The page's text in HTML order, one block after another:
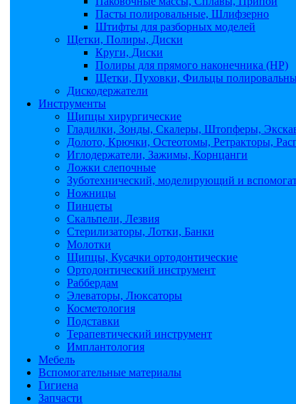
Пасты полировальные, Шлифзерно
Штифты для разборных моделей
Щетки, Полиры, Диски
Круги, Диски
Полиры для прямого наконечника (НР)
Щетки, Пуховки, Фильцы
Дискодержатели
Инструменты
Щипцы хирургические
Гладилки, Зонды, Скалеры, Штопферы,
Долото, Крючки, Остеотомы, Ретракторы,
Иглодержатели, Зажимы, Корнцанги
Ложки слепочные
Зуботехнический, моделирующий и
Ножницы
Пинцеты
Скальпели, Лезвия
Стерилизаторы, Лотки, Банки
Молотки
Щипцы, Кусачки ортодонтические
Ортодонтический инструмент
Раббердам
Элеваторы, Люксаторы
Косметология
Подставки
Терапевтический инструмент
Имплантология
Мебель
Вспомогательные материалы
Гигиена
Запчасти